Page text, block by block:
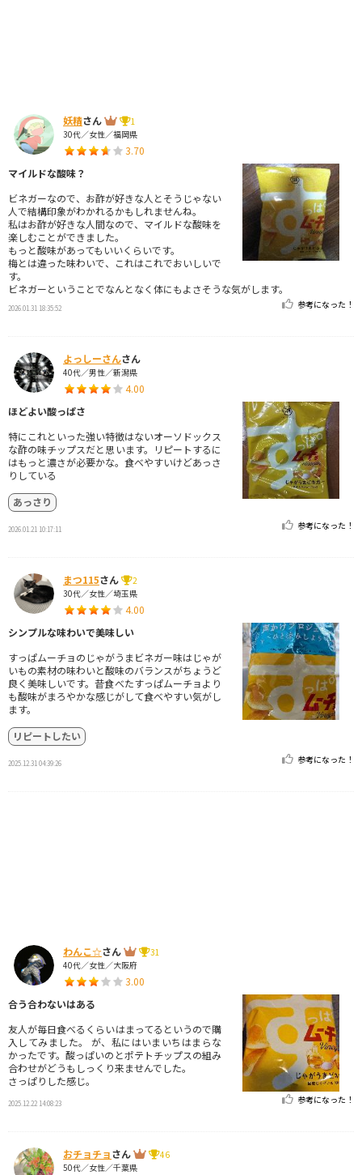
妖精さん
1
30代／女性／福岡県
3.70
マイルドな酸味？
ビネガーなので、お酢が好きな人とそうじゃない
人で結構印象がわかれるかもしれませんね。
私はお酢が好きな人間なので、マイルドな酸味を
楽しむことができました。
もっと酸味があってもいいくらいです。
梅とは違った味わいで、これはこれでおいしいで
す。
ビネガーということでなんとなく体にもよさそうな気がします。
2026.01.31 18:35:52 参考になった！
よっしーさんさん
40代／男性／新潟県
4.00
ほどよい酸っぱさ
特にこれといった強い特徴はないオーソドックス
な酢の味チップスだと思います。リピートするに
はもっと濃さが必要かな。食べやすいけどあっさ
りしている
あっさり
2026.01.21 10:17:11 参考になった！
まつ115さん
2
30代／女性／埼玉県
4.00
シンプルな味わいで美味しい
すっぱムーチョのじゃがうまビネガー味はじゃが
いもの素材の味わいと酸味のバランスがちょうど
良く美味しいです。昔食べたすっぱムーチョより
も酸味がまろやかな感じがして食べやすい気がし
ます。
リピートしたい
2025.12.31 04:39:26 参考になった！
わんこ☆さん
31
40代／女性／大阪府
3.00
合う合わないはある
友人が毎日食べるくらいはまってるというので購
入してみました。 が、私にはいまいちはまらな
かったです。酸っぱいのとポテトチップスの組み
合わせがどうもしっくり来ませんでした。
さっぱりした感じ。
2025.12.22 14:08:23 参考になった！
おチョチョさん
46
50代／女性／千葉県